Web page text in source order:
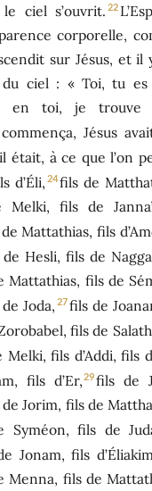
ciel s’ouvrit. 22
corporelle,
sur Jésus, et il
ciel : « Toi, tu es
en toi, je trouve
Jésus
était, à ce que l’on
d’Éli, 24fils de
Melki, fils de
Mattathias, fils
Hesli, fils de
Mattathias, fils de
Joda, 27fils de
fils de
Melki, fils d’Addi, fils
fils d’Er,29fils de
de Jorim, fils de
Syméon, fils de
Jonam, fils
Menna, fils de